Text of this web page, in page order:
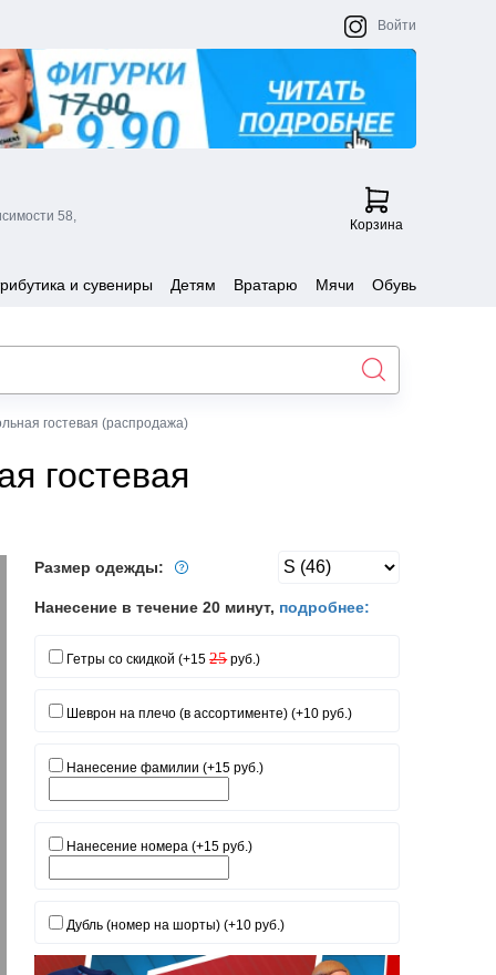
Войти
58,
Корзина
и сувениры Детям Вратарю Мячи Обувь
гостевая (распродажа)
гостевая
Размер одежды:
Нанесение в течение 20 минут, подробнее:
Гетры со скидкой (+1525руб.)
Шеврон на плечо (в ассортименте) (+10 руб.)
Нанесение фамилии (+15 руб.)
Нанесение номера (+15 руб.)
Дубль (номер на шорты) (+10 руб.)